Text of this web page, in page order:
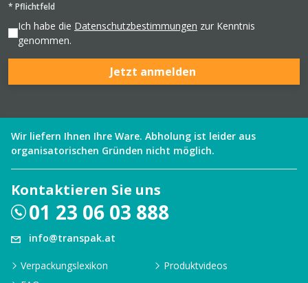
* Pflichtfeld
Ich habe die Datenschutzbestimmungen zur Kenntnis
genommen.
Jetzt anmelden
Wir liefern Ihnen Ihre Ware. Abholung ist leider aus
organisatorischen Gründen nicht möglich.
Kontaktieren Sie uns
01 23 06 03 888
info@transpak.at
Verpackungslexikon
Produktvideos